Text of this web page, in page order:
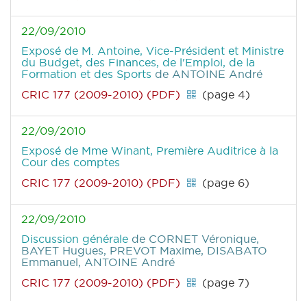
22/09/2010
Exposé de M. Antoine, Vice-Président et Ministre
du Budget, des Finances, de l'Emploi, de la
Formation et des Sports de ANTOINE André
CRIC 177 (2009-2010) (PDF)
(page 4)
22/09/2010
Exposé de Mme Winant, Première Auditrice à la
Cour des comptes
CRIC 177 (2009-2010) (PDF)
(page 6)
22/09/2010
Discussion générale de CORNET Véronique,
BAYET Hugues, PREVOT Maxime, DISABATO
Emmanuel, ANTOINE André
CRIC 177 (2009-2010) (PDF)
(page 7)